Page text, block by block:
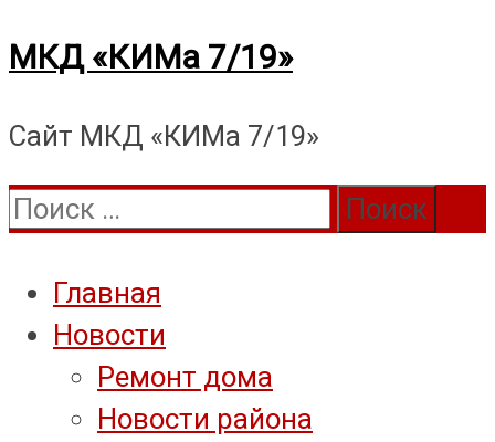
Перейти
содержимому
МКД «КИМа 7/19»
Сайт МКД «КИМа 7/19»
Поиск:
Главная
Новости
Ремонт дома
Новости района